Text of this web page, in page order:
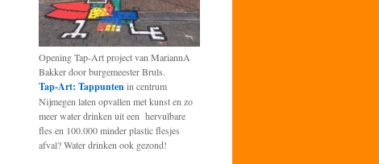
Opening Tap-Art project van MariannA
Bakker door burgemeester Bruls.
Tap-Art: Tappuntenin centrum
Nijmegen laten opvallen met kunst en zo
meer water drinken uit een hervulbare
fles en 100.000 minder plastic flesjes
afval? Water drinken ook gezond!